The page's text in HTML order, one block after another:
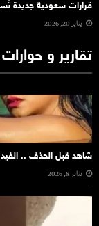
قرارات سعودية جديدة
يناير 20, 2026
تقارير و حوارات
شاهد قبل الحذف ..
يناير 8, 2026